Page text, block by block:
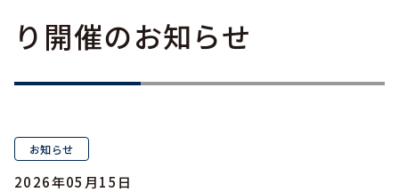
り開催のお知らせ
お知らせ
2026年05月15日